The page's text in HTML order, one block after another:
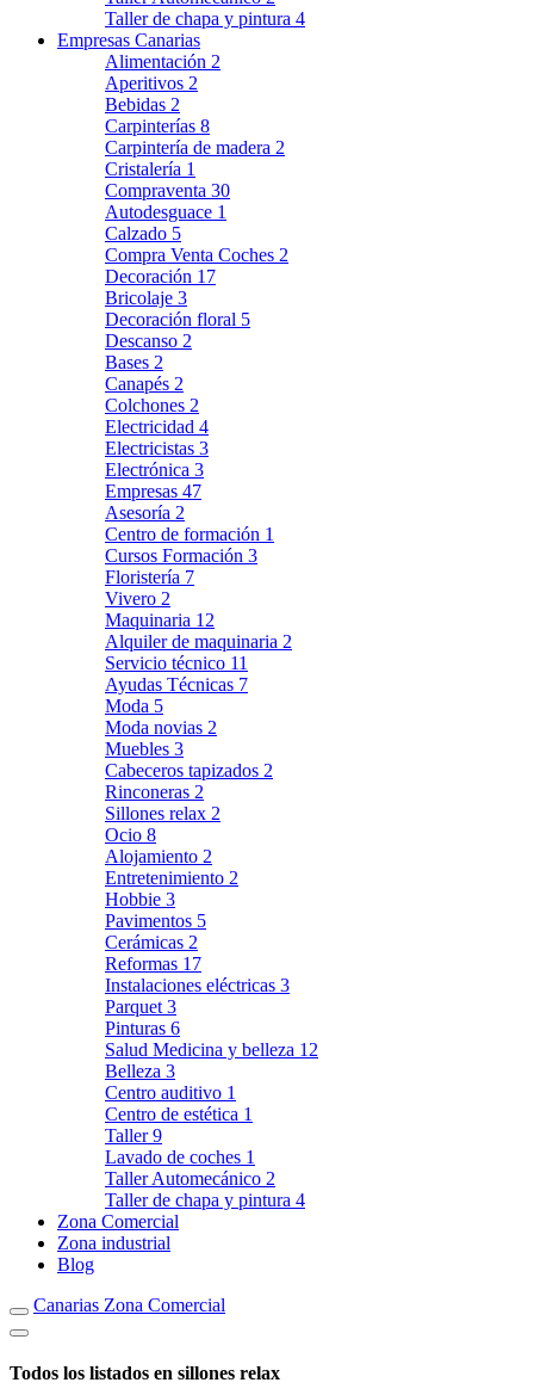
Taller de chapa y pintura 4
Empresas Canarias
Alimentación 2
Aperitivos 2
Bebidas 2
Carpinterías 8
Carpintería de madera 2
Cristalería 1
Compraventa 30
Autodesguace 1
Calzado 5
Compra Venta Coches 2
Decoración 17
Bricolaje 3
Decoración floral 5
Descanso 2
Bases 2
Canapés 2
Colchones 2
Electricidad 4
Electricistas 3
Electrónica 3
Empresas 47
Asesoría 2
Centro de formación 1
Cursos Formación 3
Floristería 7
Vivero 2
Maquinaria 12
Alquiler de maquinaria 2
Servicio técnico 11
Ayudas Técnicas 7
Moda 5
Moda novias 2
Muebles 3
Cabeceros tapizados 2
Rinconeras 2
Sillones relax 2
Ocio 8
Alojamiento 2
Entretenimiento 2
Hobbie 3
Pavimentos 5
Cerámicas 2
Reformas 17
Instalaciones eléctricas 3
Parquet 3
Pinturas 6
Salud Medicina y belleza 12
Belleza 3
Centro auditivo 1
Centro de estética 1
Taller9
Lavado de coches 1
Taller Automecánico 2
Taller de chapa y pintura 4
Zona Comercial
Zona industrial
Blog
Canarias Zona Comercial
Todos los listados en sillones relax